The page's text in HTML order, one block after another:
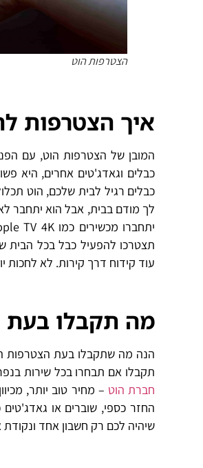
הצטרפות הוט
איך הצטרפות
המובן של הצטרפות הוט, עם
תצטרכו להפעיל כבל בכל הבית
עוד קידוח דרך קירות. לא
מה תקבלו בעת
הנה מה שתקבלו בעת הצטרפות
תקבלו אם תבחרו בכל שירות
חברת הוט – מחיר טוב יותר,
החזר כספי, שוברים או
שיהיה לכם רק חשבון אחד